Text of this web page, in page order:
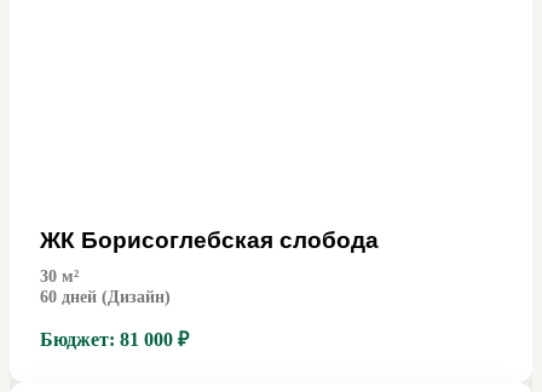
ЖК Борисоглебская слобода
30 м²
60 дней (Дизайн)
Бюджет: 81 000 ₽